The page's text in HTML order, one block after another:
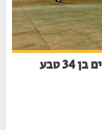
טרגדיה בקפריסין: תושב ירושלים בן 34 טבע